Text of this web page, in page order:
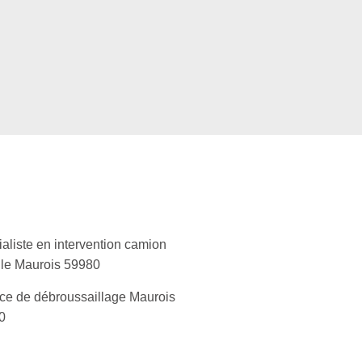
en intervention camion
Maurois 59980
de débroussaillage Maurois